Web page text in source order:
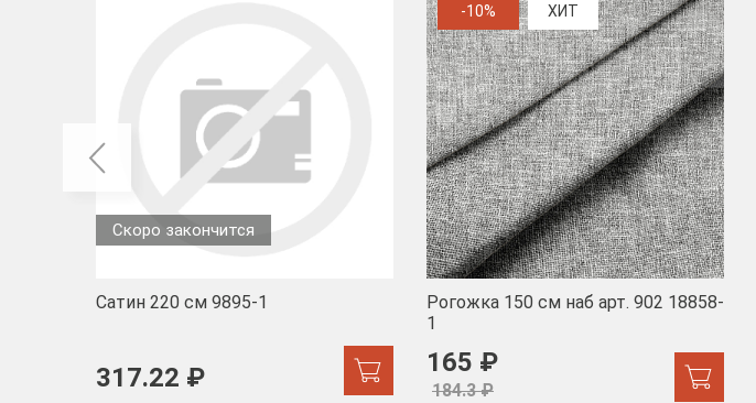
Скоро закончится
Сатин 220 см 9895-1
317.22 ₽
-10% ХИТ
Рогожка 150 см наб арт. 902 18858-
1
165 ₽
184.3 ₽